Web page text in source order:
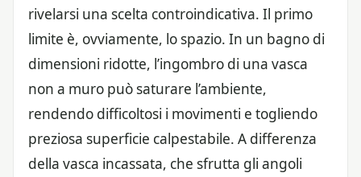
rivelarsi una scelta controindicativa. Il primo
limite è, ovviamente, lo spazio. In un bagno di
dimensioni ridotte, l’ingombro di una vasca
non a muro può saturare l’ambiente,
rendendo difficoltosi i movimenti e togliendo
preziosa superficie calpestabile. A differenza
della vasca incassata, che sfrutta gli angoli